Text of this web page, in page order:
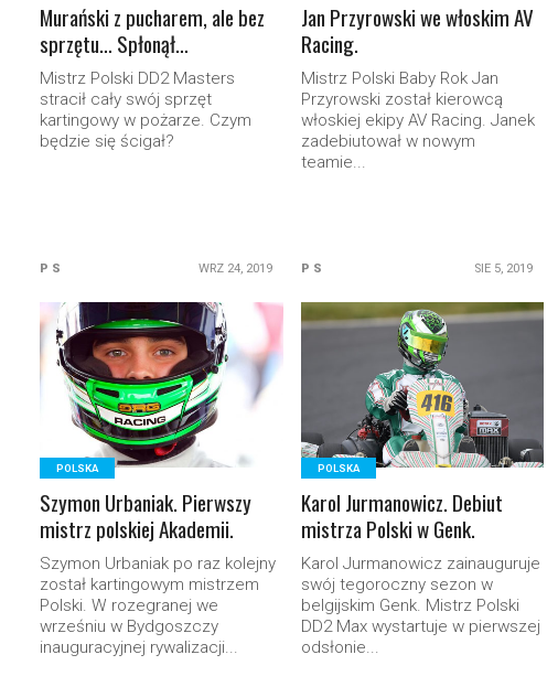
Murański z pucharem, ale bez
sprzętu… Spłonął…
Mistrz Polski DD2 Masters
stracił cały swój sprzęt
kartingowy w pożarze. Czym
będzie się ścigał?
P S WRZ 24, 2019
Jan Przyrowski we włoskim AV
Racing.
Mistrz Polski Baby Rok Jan
Przyrowski został kierowcą
włoskiej ekipy AV Racing. Janek
zadebiutował w nowym
teamie...
P S SIE 5, 2019
READ MORE
POLSKA
Szymon Urbaniak. Pierwszy
mistrz polskiej Akademii.
Szymon Urbaniak po raz kolejny
został kartingowym mistrzem
Polski. W rozegranej we
wrześniu w Bydgoszczy
inauguracyjnej rywalizacji...
READ MORE
POLSKA
Karol Jurmanowicz. Debiut
mistrza Polski w Genk.
Karol Jurmanowicz zainauguruje
swój tegoroczny sezon w
belgijskim Genk. Mistrz Polski
DD2 Max wystartuje w pierwszej
odsłonie...